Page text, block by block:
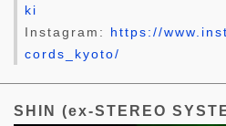
ki
Instagram: https://
cords_kyoto/
SHIN (ex-STEREO